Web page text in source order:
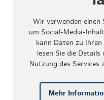
Wir verwenden einen
um Social-Media-
kann Daten zu
lesen Sie die
Nutzung des Services
Mehr